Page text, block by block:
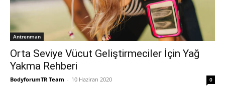
Antrenman
Orta Seviye Vücut Geliştirmeciler İçin Yağ
Yakma Rehberi
BodyforumTR Team - 10 Haziran 2020 0